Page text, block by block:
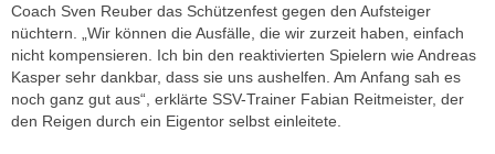
Coach Sven Reuber das Schützenfest gegen den Aufsteiger
nüchtern. „Wir können die Ausfälle, die wir zurzeit haben, einfach
nicht kompensieren. Ich bin den reaktivierten Spielern wie Andreas
Kasper sehr dankbar, dass sie uns aushelfen. Am Anfang sah es
noch ganz gut aus“, erklärte SSV-Trainer Fabian Reitmeister, der
den Reigen durch ein Eigentor selbst einleitete.